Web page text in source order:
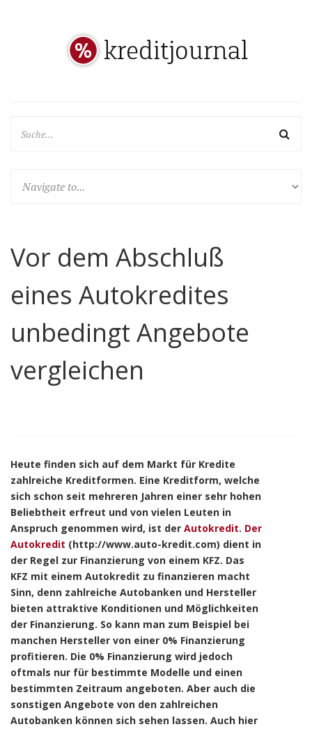
Vor dem Abschluß
eines Autokredites
unbedingt Angebote
vergleichen
Heute finden sich auf dem Markt für Kredite
zahlreiche Kreditformen. Eine Kreditform, welche
sich schon seit mehreren Jahren einer sehr hohen
Beliebtheit erfreut und von vielen Leuten in
Anspruch genommen wird, ist der Autokredit. Der
Autokredit (http://www.auto-kredit.com) dient in
der Regel zur Finanzierung von einem KFZ. Das
KFZ mit einem Autokredit zu finanzieren macht
Sinn, denn zahlreiche Autobanken und Hersteller
bieten attraktive Konditionen und Möglichkeiten
der Finanzierung. So kann man zum Beispiel bei
manchen Hersteller von einer 0% Finanzierung
profitieren. Die 0% Finanzierung wird jedoch
oftmals nur für bestimmte Modelle und einen
bestimmten Zeitraum angeboten. Aber auch die
sonstigen Angebote von den zahlreichen
Autobanken können sich sehen lassen. Auch hier